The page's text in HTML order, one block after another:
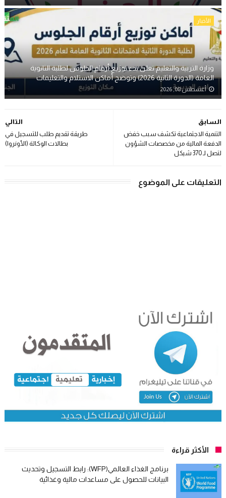
الأخبار
وزارة التربية والتعليم تعلن بدء توزيع أرقام الجلوس لطلبة الثانوية
العامة (الدورة الثانية 2026) وتوضح أماكن الاستلام والتعليمات
أغسطس 08, 2026
التالي
طريقة تقديم طلب للتسجيل في
بطالات الوكالة (الأونروا)
السابق
التنمية الاجتماعية تكشف سبب خفض
الدفعة المالية من مخصصات الشؤون
لتصل لـ 370 شيكل
التعليقات على الموضوع
الأكثر قراءة
برنامج الغذاء العالمي(WFP): رابط التسجيل وتحديث
البيانات للحصول على مساعدات مالية وغذائية